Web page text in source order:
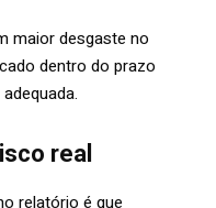
maior desgaste no
dentro do prazo
real
relatório é que